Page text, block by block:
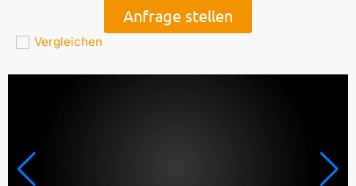
Anfrage stellen
Vergleichen